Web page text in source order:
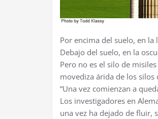
Por encima del suelo, en
Debajo del suelo, en la
Pero no es el silo de
movediza árida de los silos
“Una vez comienzan a
Los investigadores en
una vez ha dejado de fluir,